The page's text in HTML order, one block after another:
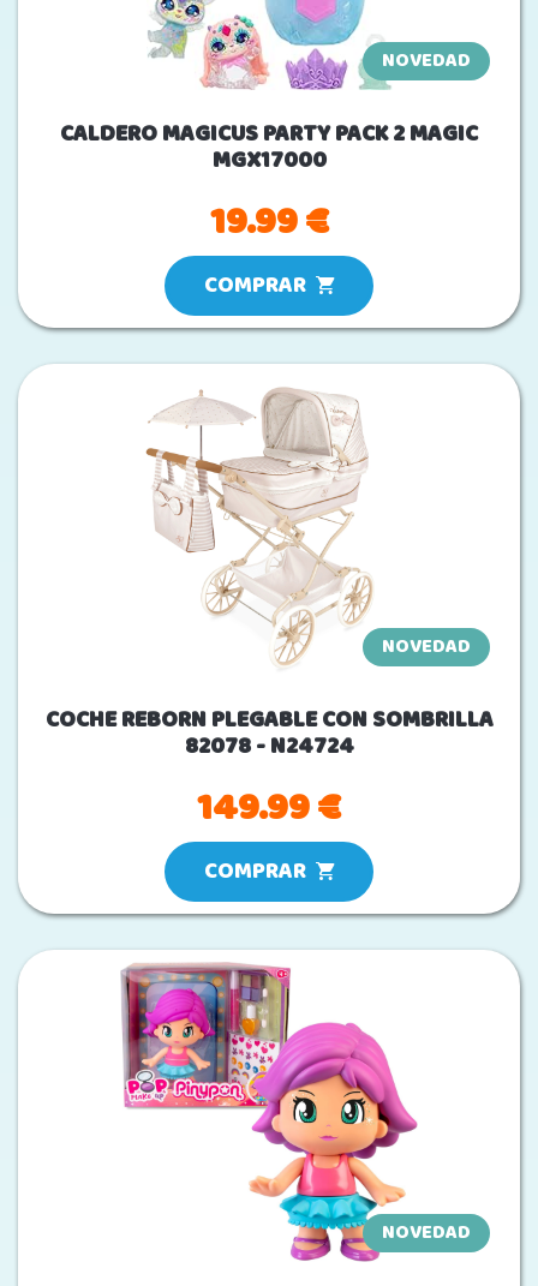
NOVEDAD
CALDERO MAGICUS PARTY PACK 2 MAGIC
MGX17000
19.99 €
COMPRAR
NOVEDAD
COCHE REBORN PLEGABLE CON SOMBRILLA
82078 - N24724
149.99 €
COMPRAR
NOVEDAD